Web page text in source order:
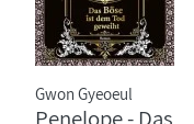
Gwon Gyeoeul
Penelope - Das